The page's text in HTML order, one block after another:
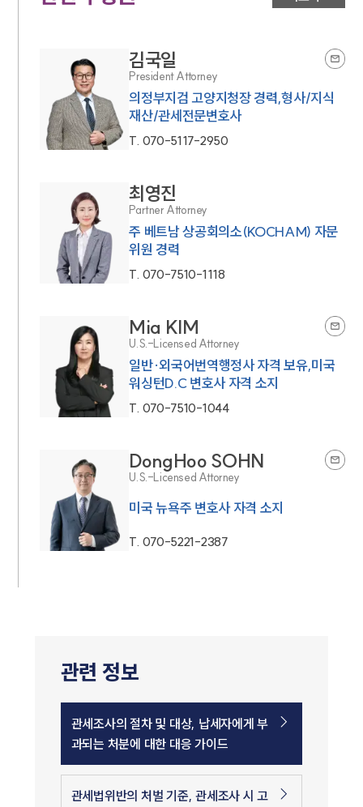
김국일
President Attorney
의정부지검 고양지청장 경력,형사/지식
재산/관세전문변호사
T. 070-5117-2950
최영진
Partner Attorney
주 베트남 상공회의소(KOCHAM) 자문
위원 경력
T. 070-7510-1118
Mia KIM
U.S.-Licensed Attorney
일반·외국어번역행정사 자격 보유,미국
워싱턴D.C 변호사 자격 소지
T. 070-7510-1044
DongHoo SOHN
U.S.-Licensed Attorney
미국 뉴욕주 변호사 자격 소지
T. 070-5221-2387
관련 정보
관세조사의 절차 및 대상, 납세자에게 부
과되는 처분에 대한 대응 가이드
관세법위반의 처벌 기준, 관세조사 시 고